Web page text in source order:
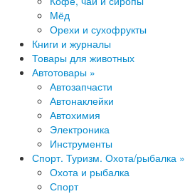
Мёд
Орехи и сухофрукты
Книги и журналы
Товары для животных
Автотовары »
Автозапчасти
Автонаклейки
Автохимия
Электроника
Инструменты
Спорт. Туризм. Охота/рыбалка »
Охота и рыбалка
Спорт